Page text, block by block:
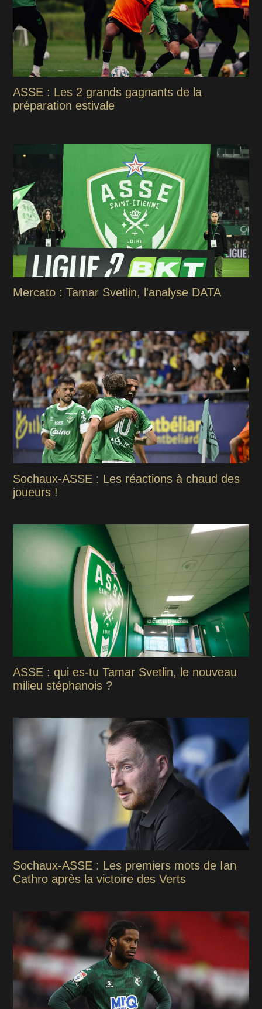
ASSE : Les 2 grands gagnants de la
préparation estivale
Mercato : Tamar Svetlin, l'analyse DATA
Sochaux-ASSE : Les réactions à chaud des
joueurs !
ASSE : qui es-tu Tamar Svetlin, le nouveau
milieu stéphanois ?
Sochaux-ASSE : Les premiers mots de Ian
Cathro après la victoire des Verts